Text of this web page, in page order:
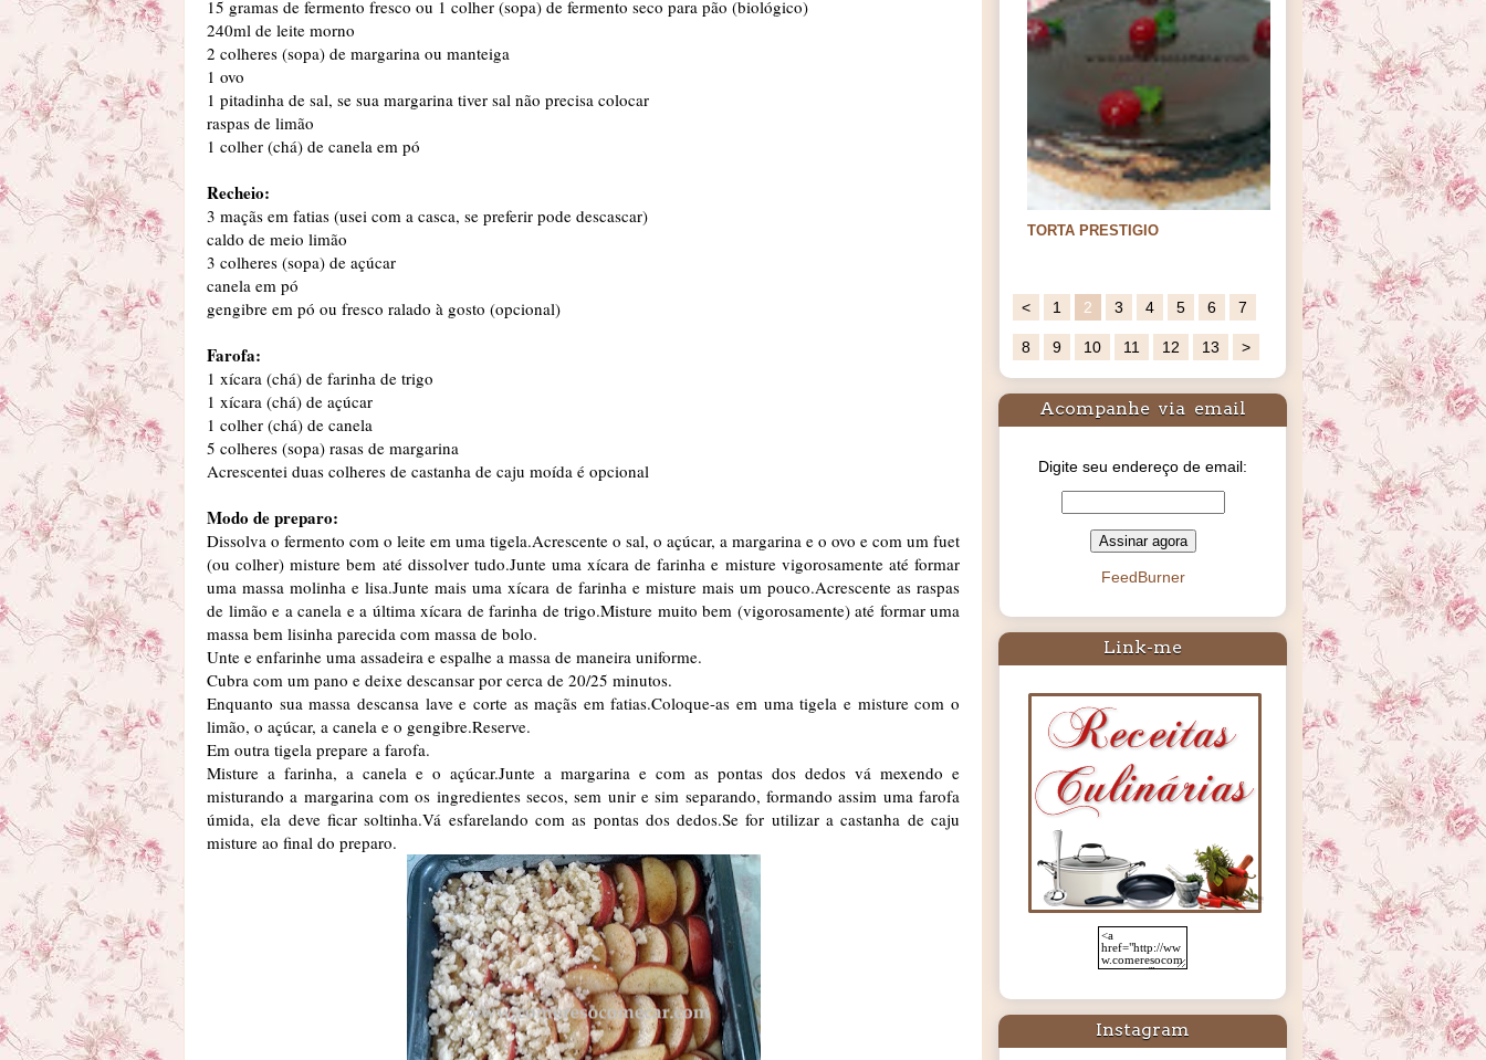
15 gramas de fermento fresco ou 1 colher (sopa) de fermento seco para pão (biológico)
240ml de leite morno
2 colheres (sopa) de margarina ou manteiga
1 ovo
1 pitadinha de sal, se sua margarina tiver sal não precisa colocar
raspas de limão
1 colher (chá) de canela em pó
Recheio:
3 maçãs em fatias (usei com a casca, se preferir pode descascar)
caldo de meio limão
3 colheres (sopa) de açúcar
canela em pó
gengibre em pó ou fresco ralado à gosto (opcional)
Farofa:
1 xícara (chá) de farinha de trigo
1 xícara (chá) de açúcar
1 colher (chá) de canela
5 colheres (sopa) rasas de margarina
Acrescentei duas colheres de castanha de caju moída é opcional
Modo de preparo:
Dissolva o fermento com o leite em uma tigela.Acrescente o sal, o açúcar, a margarina e o ovo e com um fuet
(ou colher) misture bem até dissolver tudo.Junte uma xícara de farinha e misture vigorosamente até formar
uma massa molinha e lisa.Junte mais uma xícara de farinha e misture mais um pouco.Acrescente as raspas
de limão e a canela e a última xícara de farinha de trigo.Misture muito bem (vigorosamente) até formar uma
massa bem lisinha parecida com massa de bolo.
Unte e enfarinhe uma assadeira e espalhe a massa de maneira uniforme.
Cubra com um pano e deixe descansar por cerca de 20/25 minutos.
Enquanto sua massa descansa lave e corte as maçãs em fatias.Coloque-as em uma tigela e misture com o
limão, o açúcar, a canela e o gengibre.Reserve.
Em outra tigela prepare a farofa.
Misture a farinha, a canela e o açúcar.Junte a margarina e com as pontas dos dedos vá mexendo e
misturando a margarina com os ingredientes secos, sem unir e sim separando, formando assim uma farofa
úmida, ela deve ficar soltinha.Vá esfarelando com as pontas dos dedos.Se for utilizar a castanha de caju
misture ao final do preparo.
TORTA PRESTIGIO
< 1 2 3 4 5 6 7
8 9 10 11 12 13 >
Acompanhe via email
Digite seu endereço de email:
FeedBurner
Link-me
Instagram